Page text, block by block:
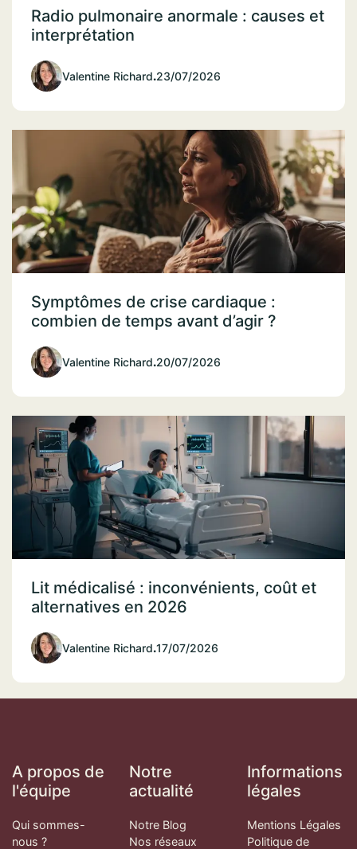
Radio pulmonaire anormale : causes et
interprétation
Valentine Richard.23/07/2026
Symptômes de crise cardiaque :
combien de temps avant d’agir ?
Valentine Richard.20/07/2026
Lit médicalisé : inconvénients, coût et
alternatives en 2026
Valentine Richard.17/07/2026
A propos de
l'équipe
Qui sommes-
nous ?
Notre
actualité
Notre Blog
Nos réseaux
Informations
légales
Mentions Légales
Politique de